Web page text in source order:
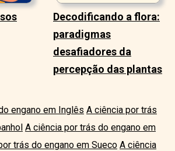
Decodificando a flora:
paradigmas
desafiadores da
percepção das plantas
engano em Inglês A ciência por trás
A ciência por trás do engano em
trás do engano em Sueco A ciência